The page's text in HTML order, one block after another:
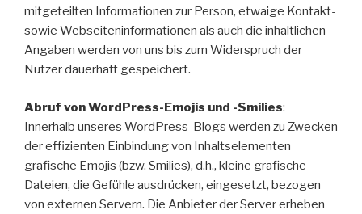
mitgeteilten Informationen zur Person, etwaige Kontakt-
sowie Webseiteninformationen als auch die inhaltlichen
Angaben werden von uns bis zum Widerspruch der
Nutzer dauerhaft gespeichert.
Abruf von WordPress-Emojis und -Smilies:
Innerhalb unseres WordPress-Blogs werden zu Zwecken
der effizienten Einbindung von Inhaltselementen
grafische Emojis (bzw. Smilies), d.h., kleine grafische
Dateien, die Gefühle ausdrücken, eingesetzt, bezogen
von externen Servern. Die Anbieter der Server erheben